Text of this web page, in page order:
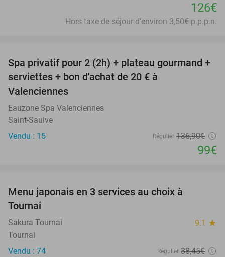
126€
Hors taxe de séjour d'environ 3,50€ p.p.p.n.
28%
Spa privatif pour 2 (2h) + plateau gourmand +
serviettes + bon d'achat de 20 € à
Valenciennes
Eauzone Spa Valenciennes
Saint-Saulve
Vendu : 15
Régulier 136,90€
99€
Menu japonais en 3 services au choix à
Tournai
Sakura Tournai 9.1 star
Tournai
Vendu : 74
Régulier 38,45€